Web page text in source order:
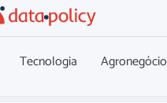
Tecnologia Agronegócio